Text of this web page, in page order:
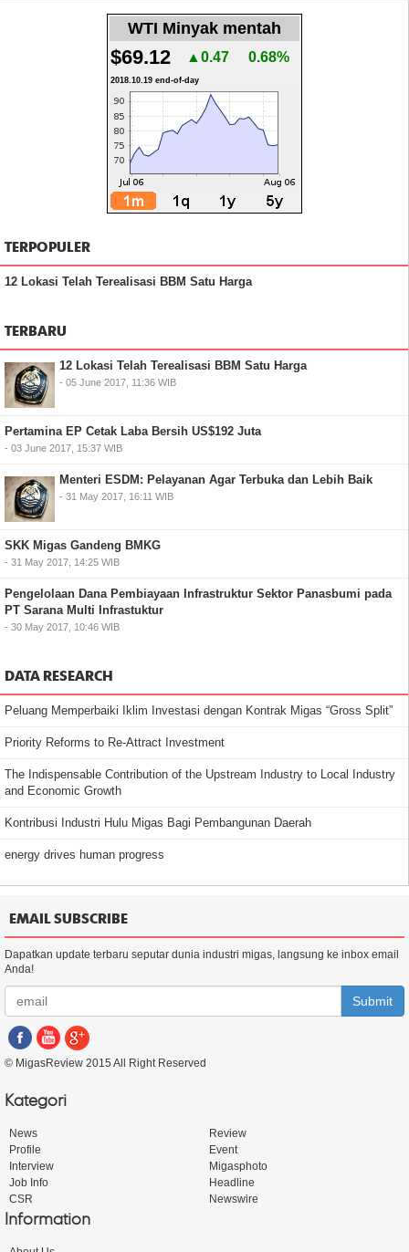
WTI Minyak mentah
$69.12 ▲0.47 0.68%
2018.10.19 end-of-day
TERPOPULER
12 Lokasi Telah Terealisasi BBM Satu Harga
TERBARU
12 Lokasi Telah Terealisasi BBM Satu Harga
- 05 June 2017, 11:36 WIB
Pertamina EP Cetak Laba Bersih US$192 Juta
- 03 June 2017, 15:37 WIB
Menteri ESDM: Pelayanan Agar Terbuka dan Lebih Baik
- 31 May 2017, 16:11 WIB
SKK Migas Gandeng BMKG
- 31 May 2017, 14:25 WIB
Pengelolaan Dana Pembiayaan Infrastruktur Sektor Panasbumi pada
PT Sarana Multi Infrastuktur
- 30 May 2017, 10:46 WIB
DATA RESEARCH
Peluang Memperbaiki Iklim Investasi dengan Kontrak Migas “Gross Split”
Priority Reforms to Re-Attract Investment
The Indispensable Contribution of the Upstream Industry to Local Industry
and Economic Growth
Kontribusi Industri Hulu Migas Bagi Pembangunan Daerah
energy drives human progress
EMAIL SUBSCRIBE
Dapatkan update terbaru seputar dunia industri migas, langsung ke inbox email
Anda!
Submit
© MigasReview 2015 All Right Reserved
Kategori
News
Review
Profile
Event
Interview
Migasphoto
Job Info
Headline
CSR
Newswire
Information